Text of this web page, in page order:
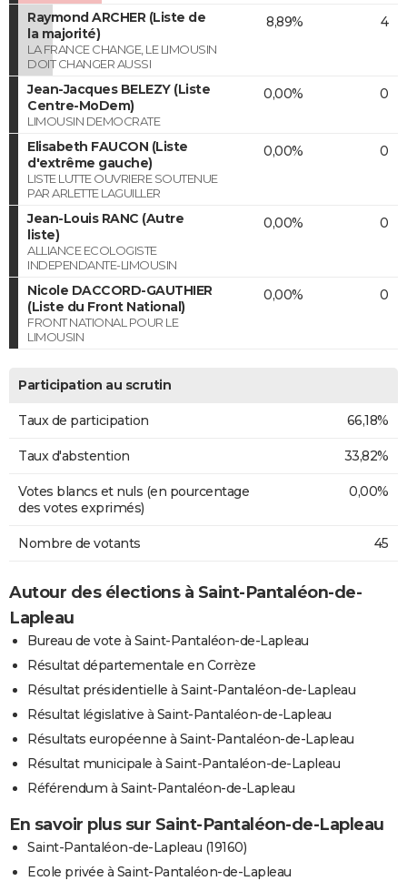
Raymond ARCHER (Liste de
la majorité)
LA FRANCE CHANGE, LE LIMOUSIN
DOIT CHANGER AUSSI
8,89% 4
Jean-Jacques BELEZY (Liste
Centre-MoDem)
LIMOUSIN DEMOCRATE
0,00% 0
Elisabeth FAUCON (Liste
d'extrême gauche)
LISTE LUTTE OUVRIERE SOUTENUE
PAR ARLETTE LAGUILLER
0,00% 0
Jean-Louis RANC (Autre
liste)
ALLIANCE ECOLOGISTE
INDEPENDANTE-LIMOUSIN
0,00% 0
Nicole DACCORD-GAUTHIER
(Liste du Front National)
FRONT NATIONAL POUR LE
LIMOUSIN
0,00% 0
Participation au scrutin
Taux de participation 66,18%
Taux d'abstention 33,82%
Votes blancs et nuls (en pourcentage
des votes exprimés)
0,00%
Nombre de votants 45
Autour des élections à Saint-Pantaléon-de-
Lapleau
Bureau de vote à Saint-Pantaléon-de-Lapleau
Résultat départementale en Corrèze
Résultat présidentielle à Saint-Pantaléon-de-Lapleau
Résultat législative à Saint-Pantaléon-de-Lapleau
Résultats européenne à Saint-Pantaléon-de-Lapleau
Résultat municipale à Saint-Pantaléon-de-Lapleau
Référendum à Saint-Pantaléon-de-Lapleau
En savoir plus sur Saint-Pantaléon-de-Lapleau
Saint-Pantaléon-de-Lapleau (19160)
Ecole privée à Saint-Pantaléon-de-Lapleau